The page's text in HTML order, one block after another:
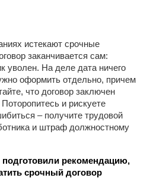
истекают срочные
заканчивается сам:
уволен. На деле дата ничего
оформить отдельно, причем
что договор заключен
и рискуете
– получите трудовой
и штраф должностному
рекомендацию,
срочный договор